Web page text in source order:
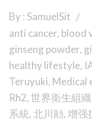
By : SamuelSit
anti cancer, blood
ginseng powder,
healthy lifestyle,
Teruyuki, Medical
Rh2,世界衛生組織
系統,北川勛,增强